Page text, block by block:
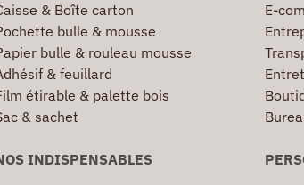
& Boîte carton
bulle & mousse
bulle & rouleau mousse
& feuillard
étirable & palette bois
& sachet
E-
INDISPENSABLES